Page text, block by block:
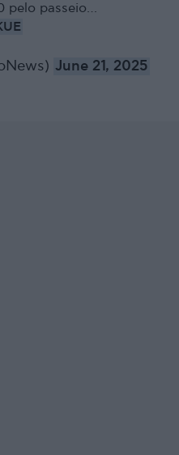
pelo passeio…
June 21, 2025